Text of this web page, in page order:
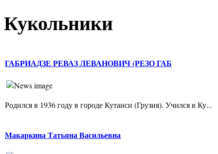
Кукольники
ГАБРИАДЗЕ РЕВАЗ ЛЕВАНОВИЧ (РЕЗО ГАБ
Родился в 1936 году в городе Кутаиси (Грузия). Учился в Ку...
Макаркина Татьяна Васильевна